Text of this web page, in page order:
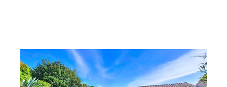
ISTRES 13
136,68 m2, 5 pièces
Ref : 1818